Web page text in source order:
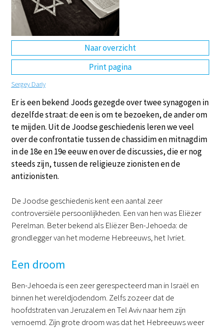
Naar overzicht
Print pagina
Sergey Dariy
Er is een bekend Joods gezegde over twee synagogen in
dezelfde straat: de een is om te bezoeken, de ander om
te mijden. Uit de Joodse geschiedenis leren we veel
over de confrontatie tussen de chassidim en mitnagdim
in de 18e en 19e eeuw en over de discussies, die er nog
steeds zijn, tussen de religieuze zionisten en de
antizionisten.
De Joodse geschiedenis kent een aantal zeer
controversiële persoonlijkheden. Een van hen was Eliëzer
Perelman. Beter bekend als Eliëzer Ben-Jehoeda: de
grondlegger van het moderne Hebreeuws, het Ivriet.
Een droom
Ben-Jehoeda is een zeer gerespecteerd man in Israël en
binnen het wereldjodendom. Zelfs zozeer dat de
hoofdstraten van Jeruzalem en Tel Aviv naar hem zijn
vernoemd. Zijn grote droom was dat het Hebreeuws weer
DE